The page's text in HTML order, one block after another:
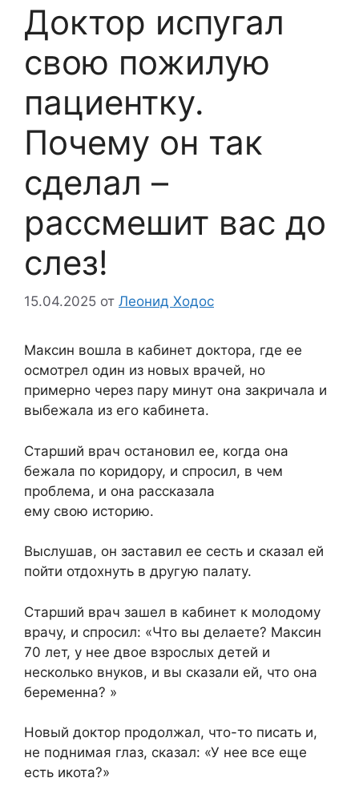
Доктор испугал
свою пожилую
пациентку.
Почему он так
сделал –
рассмешит вас до
слез!
15.04.2025 от Леонид Ходос
Максин вошла в кабинет доктора, где ее
осмотрел один из новых врачей, но
примерно через пару минут она закричала и
выбежала из его кабинета.
Старший врач остановил ее, когда она
бежала по коридору, и спросил, в чем
проблема, и она рассказала
ему свою историю.
Выслушав, он заставил ее сесть и сказал ей
пойти отдохнуть в другую палату.
Старший врач зашел в кабинет к молодому
врачу, и спросил: «Что вы делаете? Максин
70 лет, у нее двое взрослых детей и
несколько внуков, и вы сказали ей, что она
беременна? »
Новый доктор продолжал, что-то писать и,
не поднимая глаз, сказал: «У нее все еще
есть икота?»